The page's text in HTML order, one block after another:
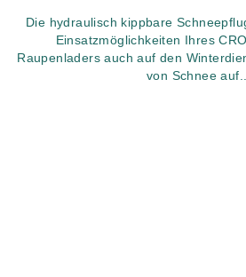
Die hydraulisch kippbare
Einsatzmöglichkeiten Ihres
Raupenladers auch auf den
von Schnee auf...